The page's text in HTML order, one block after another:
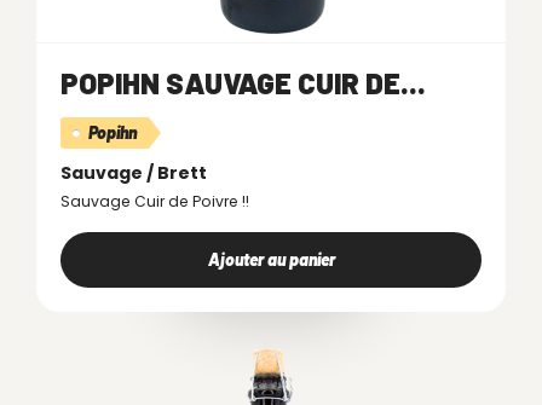
POPIHN SAUVAGE CUIR DE...
Popihn
Sauvage / Brett
Sauvage Cuir de Poivre !!
Ajouter au panier